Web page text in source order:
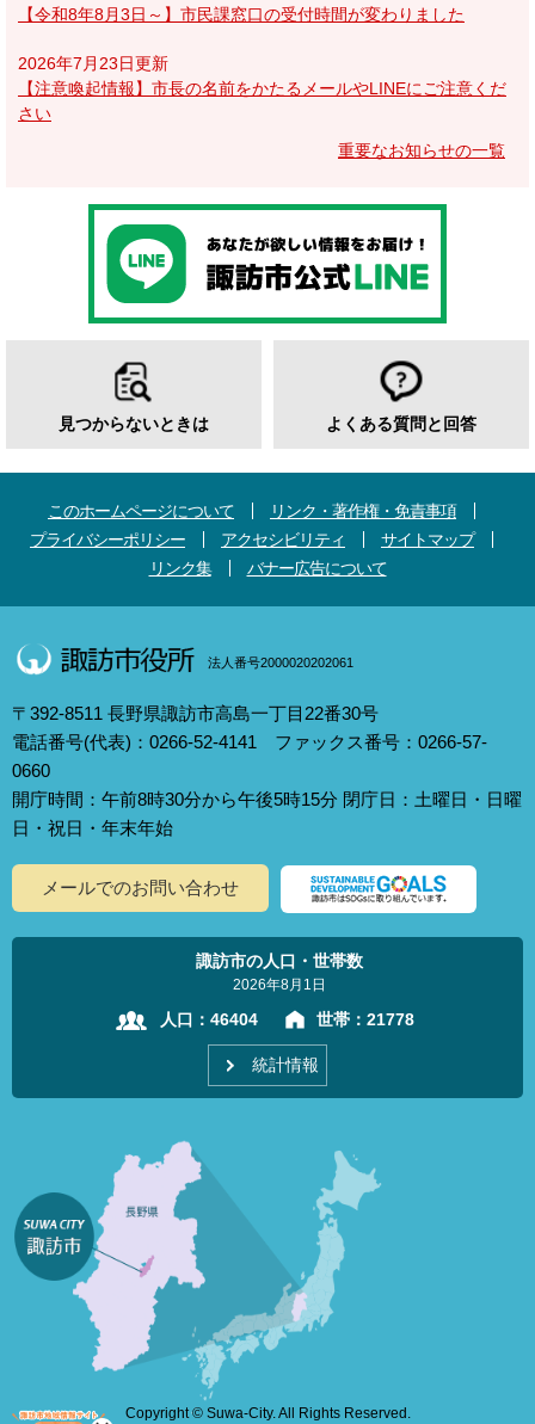
【令和8年8月3日～】市民課窓口の受付時間が変わりました
2026年7月23日更新
【注意喚起情報】市長の名前をかたるメールやLINEにご注意くだ
さい
重要なお知らせの一覧
見つからないときは よくある質問と回答
このホームページについて
リンク・著作権・免責事項
プライバシーポリシー
アクセシビリティ
サイトマップ
リンク集
バナー広告について
法人番号2000020202061
〒392-8511 長野県諏訪市高島一丁目22番30号
電話番号(代表)：0266-52-4141 ファックス番号：0266-57-
0660
開庁時間：午前8時30分から午後5時15分 閉庁日：土曜日・日曜
日・祝日・年末年始
メールでのお問い合わせ
諏訪市の人口・世帯数
2026年8月1日
人口： 46404 世帯： 21778
統計情報
Copyright © Suwa-City. All Rights Reserved.